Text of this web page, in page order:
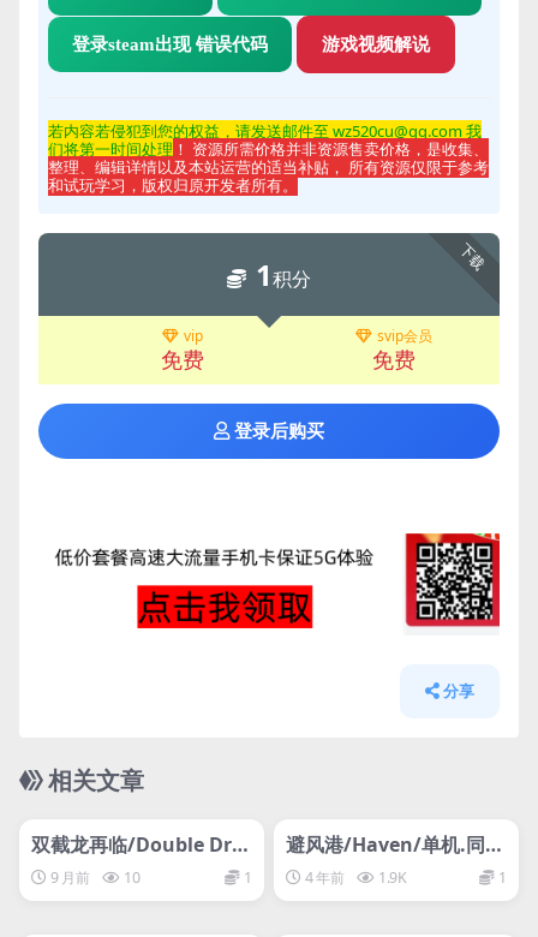
登录steam出现 错误代码 游戏视频解说
若内容若侵犯到您的权益，请发送邮件至 wz520cu@qq.com 我
们将第一时间处理 ！ 资源所需价格并非资源售卖价格，是收集、
整理、编辑详情以及本站运营的适当补贴， 所有资源仅限于参考
和试玩学习，版权归原开发者所有。
下载
1积分
vip
免费
svip会员
免费
登录后购买
分享
相关文章
网盘下载游戏
双截龙再临/Double Dra
gon Revive
9 月前 10 1
网盘下载游戏
避风港/Haven/单机.同屏
多人4 年前 1.9K 1